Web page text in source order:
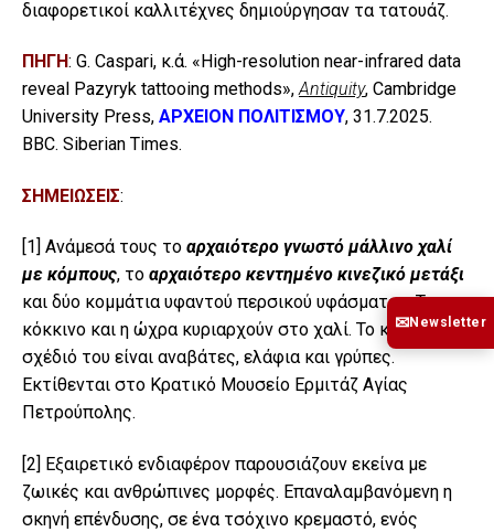
διαφορετικοί καλλιτέχνες δημιούργησαν τα τατουάζ.
ΠΗΓΗ: G. Caspari, κ.ά. «High-resolution near-infrared data
reveal Pazyryk tattooing methods»,Antiquity, Cambridge
University Press, ΑΡΧΕΙΟΝ ΠΟΛΙΤΙΣΜΟΥ, 31.7.2025.
BBC. Siberian Times.
ΣΗΜΕΙΩΣΕΙΣ:
[1] Ανάμεσά τους το αρχαιότερο γνωστό μάλλινο χαλί
με κόμπους, το αρχαιότερο κεντημένο κινεζικό μετάξι
και δύο κομμάτια υφαντού περσικού υφάσματος. Το
κόκκινο και η ώχρα κυριαρχούν στο χαλί. Το κύριο
σχέδιό του είναι αναβάτες, ελάφια και γρύπες.
Εκτίθενται στο Κρατικό Μουσείο Ερμιτάζ Αγίας
Πετρούπολης.
[2] Εξαιρετικό ενδιαφέρον παρουσιάζουν εκείνα με
ζωικές και ανθρώπινες μορφές. Επαναλαμβανόμενη η
σκηνή επένδυσης, σε ένα τσόχινο κρεμαστό, ενός
✉Newsletter